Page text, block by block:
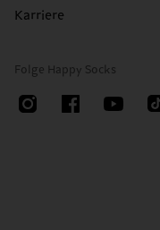
Karriere
Folge Happy Socks